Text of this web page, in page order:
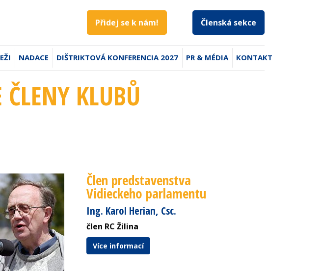
Přidej se k nám! Členská sekce
NADACE DIŠTRIKTOVÁ KONFERENCIA 2027 PR & MÉDIA KONTAKT
ČLENY KLUBŮ
Člen predstavenstva
Vidieckeho parlamentu
Ing. Karol Herian, Csc.
člen RC Žilina
Více informací